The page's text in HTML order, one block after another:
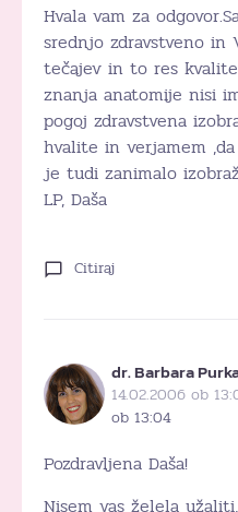
Hvala vam za
srednjo zdravstveno in
tečajev in to res
znanja anatomije nisi
pogoj zdravstvena
hvalite in verjamem
je tudi zanimalo
LP, Daša
Citiraj
dr. Barbara
14.02.2006 ob
ob 13:04
Pozdravljena Daša!
Nisem vas želela